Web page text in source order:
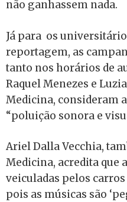
não ganhassem nada.
Já para os
reportagem, as
tanto nos horários de
Raquel Menezes e
Medicina, consideram
“poluição sonora e
Ariel Dalla Vecchia,
Medicina, acredita que
veiculadas pelos
pois as músicas são